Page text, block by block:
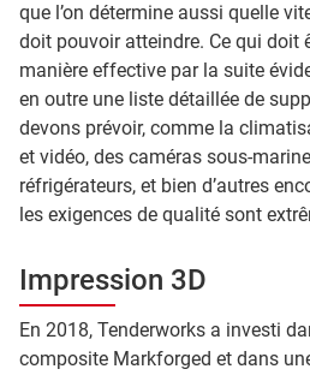
que l’on détermine aussi quelle
doit pouvoir atteindre. Ce qui doit
manière effective par la suite
en outre une liste détaillée de
devons prévoir, comme la
et vidéo, des caméras sous-
réfrigérateurs, et bien d’autres
les exigences de qualité sont
Impression 3D
En 2018, Tenderworks a investi
composite Markforged et dans